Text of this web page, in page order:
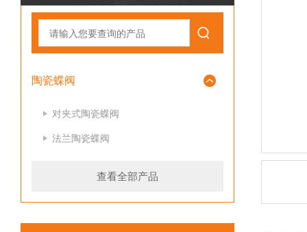
陶瓷蝶阀
对夹式陶瓷蝶阀
法兰陶瓷蝶阀
查看全部产品